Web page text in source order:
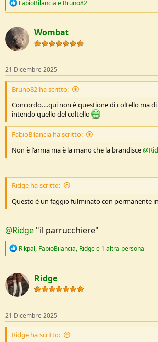
R
c
t
i
o
s
:
FabioBilancia e Bruno82
Wombat
21 Dicembre 2025
Bruno82 ha scritto:
Concordo….qui non è questione di coltello ma di
intendo quello del coltello
FabioBilancia ha scritto:
Non è l'arma ma è la mano che la brandisce
Ridge ha scritto:
Questo è un faggio fulminato con permanente
@Ridge "il parrucchiere"
R
c
t
i
o
s
:
Rikpal, FabioBilancia, Ridgee 1 altra persona
Ridge
21 Dicembre 2025
Ridge ha scritto: